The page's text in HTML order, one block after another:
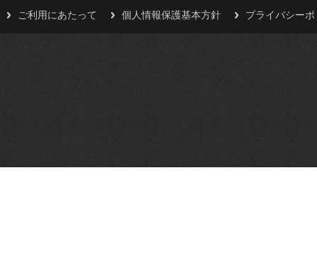
ご利用にあたって 個人情報保護基本方針 プライバシー